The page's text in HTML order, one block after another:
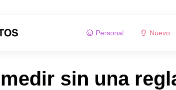
Personal Nuevo
sin una